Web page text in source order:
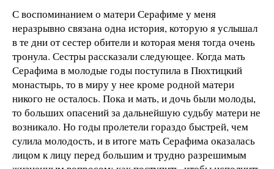
С воспоминанием о матери Серафиме у меня
неразрывно связана одна история, которую я услышал
в те дни от сестер обители и которая меня тогда очень
тронула. Сестры рассказали следующее. Когда мать
Серафима в молодые годы поступила в Пюхтицкий
монастырь, то в миру у нее кроме родной матери
никого не осталось. Пока и мать, и дочь были молоды,
то больших опасений за дальнейшую судьбу матери не
возникало. Но годы пролетели гораздо быстрей, чем
сулила молодость, и в итоге мать Серафима оказалась
лицом к лицу перед большим и трудно разрешимым